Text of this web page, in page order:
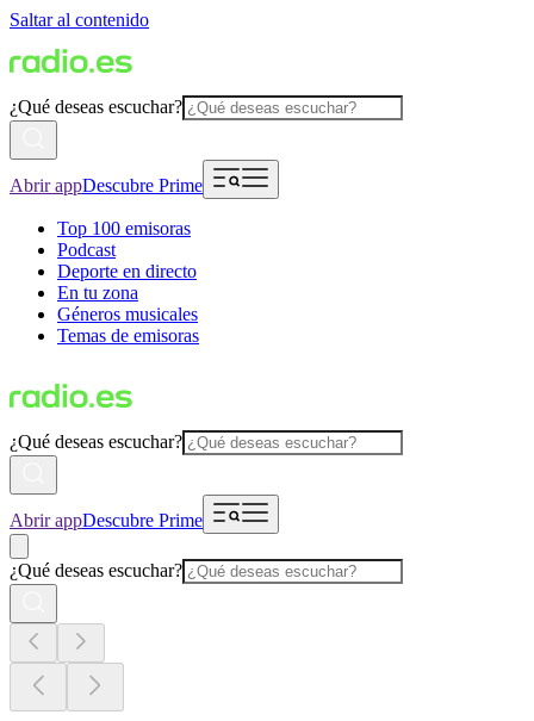
Saltar al contenido
¿Qué deseas escuchar?
Abrir appDescubre Prime
Top 100 emisoras
Podcast
Deporte en directo
En tu zona
Géneros musicales
Temas de emisoras
¿Qué deseas escuchar?
Abrir appDescubre Prime
¿Qué deseas escuchar?